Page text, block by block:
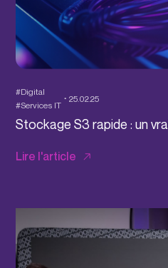
#Digital
#Services IT
25.02.25
Stockage S3 rapide : un
Lire l'article